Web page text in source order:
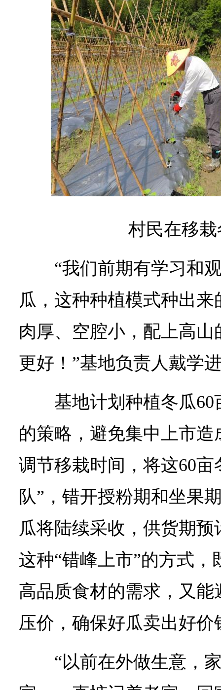
村民在移
“我们前期有学习和
瓜，这种种植模式种出
肉厚、空腔小，配上高
更好！”基地负责人戴学
基地计划种植冬瓜
的策略，避免集中上市
调节移栽时间，将这60亩
队”，错开授粉期和坐果
瓜将陆续采收，供货期
这种“错峰上市”的方式
高品质食材的需求，又能
压价，确保好瓜卖出好价
“以前在外做生意，